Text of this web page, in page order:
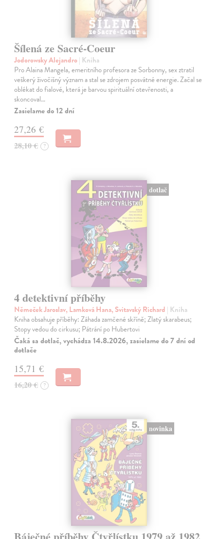
Šílená ze Sacré-Coeur
Jodorowsky Alejandro| Kniha
Pro Alaina Mangela, emeritního profesora ze Sorbonny, sex ztratil
veškerý živočišný význam a stal se zdrojem posvátné energie. Začal se
oblékat do fialové, která je barvou spirituální otevřenosti, a
skoncoval…
Zasielame do 12 dní
27,26 €
28,10 € ?
dotlač
4 detektivní příběhy
Němeček Jaroslav, Lamková Hana, Svitavský Richard | Kniha
Kniha obsahuje příběhy: Záhada zamčené skříně; Zlatý skarabeus;
Stopy vedou do cirkusu; Pátrání po Hubertovi
Čaká sa dotlač, vychádza 14.8.2026, zasielame do 7 dní od
dotlače
15,71 €
16,20 € ?
novinka